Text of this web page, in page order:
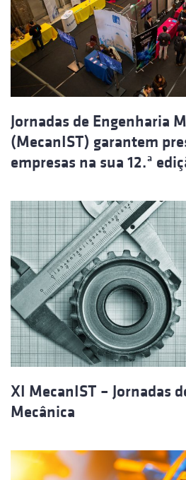
Jornadas de Engenharia
(MecanIST) garantem
empresas na sua 12.ª
XI MecanIST – Jornadas
Mecânica